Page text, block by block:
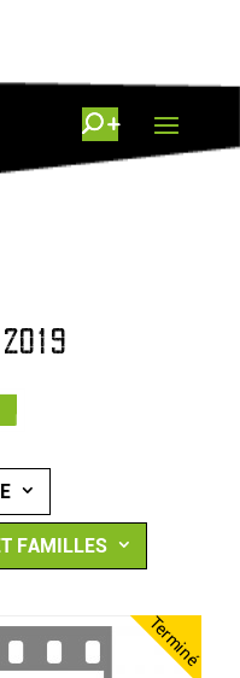
FAMILLES
Terminé